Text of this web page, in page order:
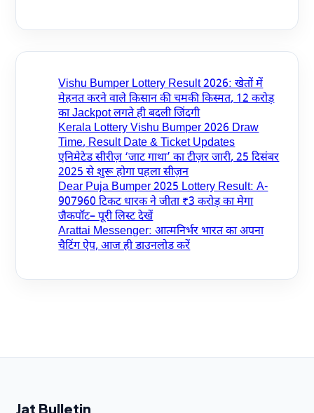
Vishu Bumper Lottery Result 2026: खेतों में
मेहनत करने वाले किसान की चमकी किस्मत, 12 करोड़
का Jackpot लगते ही बदली जिंदगी
Kerala Lottery Vishu Bumper 2026 Draw
Time, Result Date & Ticket Updates
एनिमेटेड सीरीज़ ‘जाट गाथा’ का टीज़र जारी, 25 दिसंबर
2025 से शुरू होगा पहला सीज़न
Dear Puja Bumper 2025 Lottery Result: A-
907960 टिकट धारक ने जीता ₹3 करोड़ का मेगा
जैकपॉट– पूरी लिस्ट देखें
Arattai Messenger: आत्मनिर्भर भारत का अपना
चैटिंग ऐप, आज ही डाउनलोड करें
Jat Bulletin